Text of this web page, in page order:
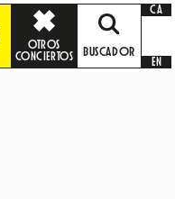
OTROS
CONCIERTOS
BUSCADOR
CA
EN